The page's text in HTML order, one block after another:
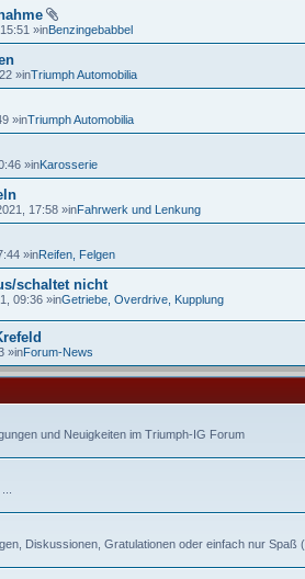
»inBenzingebabbel
»inTriumph Automobilia
»inTriumph Automobilia
»inKarosserie
17:58 »inFahrwerk und Lenkung
»inReifen, Felgen
schaltet nicht
09:36 »inGetriebe, Overdrive, Kupplung
»inForum-News
und Neuigkeiten im Triumph-IG Forum
Diskussionen, Gratulationen oder einfach nur Spaß